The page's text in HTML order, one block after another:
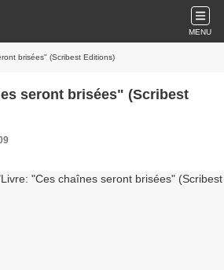
MENU
brisées" (Scribest Editions)
seront brisées" (Scribest